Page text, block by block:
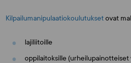
Kilpailumanipulaatiokoulutuksetovat
lajiliitoille
oppilaitoksille (urheilupainotteiset